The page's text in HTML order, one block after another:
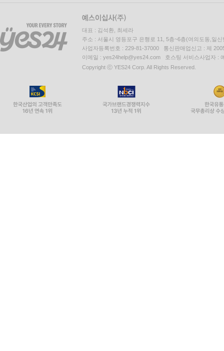
대표 : 김석환, 최세라
주소 : 서울시 영등포구 은행로 11, 5층~6층(여의도동,일신
사업자등록번호 : 229-81-37000 통신판매업신고 : 제
이메일 : yes24help@yes24.com 호스팅 서비스사업자 :
Copyright ⓒ YES24 Corp. All Rights Reserved.